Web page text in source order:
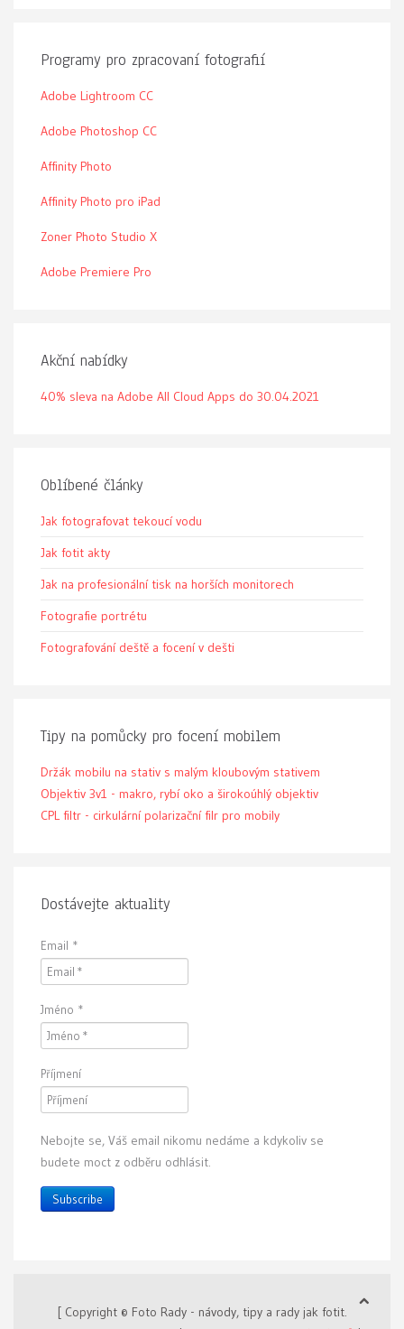
Programy pro zpracovaní fotografií
Adobe Lightroom CC
Adobe Photoshop CC
Affinity Photo
Affinity Photo pro iPad
Zoner Photo Studio X
Adobe Premiere Pro
Akční nabídky
40% sleva na Adobe All Cloud Apps do 30.04.2021
Oblíbené články
Jak fotografovat tekoucí vodu
Jak fotit akty
Jak na profesionální tisk na horších monitorech
Fotografie portrétu
Fotografování deště a focení v dešti
Tipy na pomůcky pro focení mobilem
Držák mobilu na stativ s malým kloubovým stativem
Objektiv 3v1 - makro, rybí oko a širokoúhlý objektiv
CPL filtr - cirkulární polarizační filr pro mobily
Dostávejte aktuality
Email *
Jméno *
Příjmení
Nebojte se, Váš email nikomu nedáme a kdykoliv se
budete moct z odběru odhlásit.
Subscribe
[ Copyright © Foto Rady - návody, tipy a rady jak fotit.